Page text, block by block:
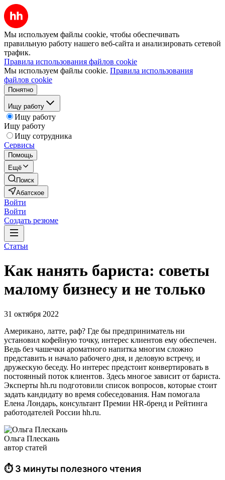
Мы используем файлы cookie, чтобы обеспечивать
правильную работу нашего веб-сайта и анализировать сетевой
трафик.
Правила использования файлов cookie
Мы используем файлы cookie. Правила использования
файлов cookie
Понятно
Ищу работу
Ищу работу
Ищу работу
Ищу сотрудника
Сервисы
Помощь
Ещё
Поиск
Абатское
Войти
Войти
Создать резюме
Статьи
Как нанять бариста: советы
малому бизнесу и не только
31 октября 2022
Американо, латте, раф? Где бы предприниматель ни
установил кофейную точку, интерес клиентов ему обеспечен.
Ведь без чашечки ароматного напитка многим сложно
представить и начало рабочего дня, и деловую встречу, и
дружескую беседу. Но интерес предстоит конвертировать в
постоянный поток клиентов. Здесь многое зависит от бариста.
Эксперты hh.ru подготовили список вопросов, которые стоит
задать кандидату во время собеседования. Нам помогала
Елена Лондарь, консультант Премии HR-бренд и Рейтинга
работодателей России hh.ru.
Ольга Плескань
автор статей
⏱ 3 минуты полезного чтения